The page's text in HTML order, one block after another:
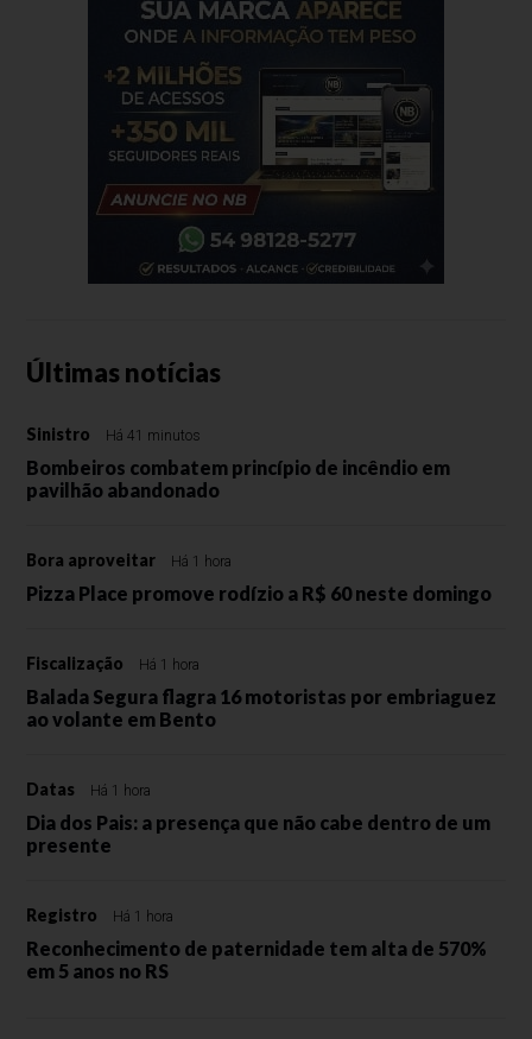
Últimas notícias
Sinistro Há 41 minutos
Bombeiros combatem princípio de incêndio em
pavilhão abandonado
Bora aproveitar Há 1 hora
Pizza Place promove rodízio a R$ 60 neste domingo
Fiscalização Há 1 hora
Balada Segura flagra 16 motoristas por embriaguez
ao volante em Bento
Datas Há 1 hora
Dia dos Pais: a presença que não cabe dentro de um
presente
Registro Há 1 hora
Reconhecimento de paternidade tem alta de 570%
em 5 anos no RS